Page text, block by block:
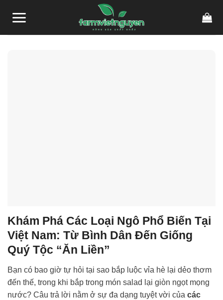
Khám Phá Các Loại Ngô Phổ Biến Tại
Việt Nam: Từ Bình Dân Đến Giống
Quý Tộc “Ăn Liền”
Bạn có bao giờ tự hỏi tại sao bắp luộc vỉa hè lại dẻo thơm
đến thế, trong khi bắp trong món salad lại giòn ngọt mọng
nước? Câu trả lời nằm ở sự đa dạng tuyệt vời của các